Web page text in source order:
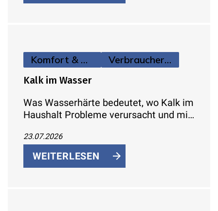
Komfort & Hygiene Verbraucherinfos
Kalk im Wasser
Was Wasserhärte bedeutet, wo Kalk im
Haushalt Probleme verursacht und mit
Kalkablagerungen reduzieren lassen.
23.07.2026
WEITERLESEN